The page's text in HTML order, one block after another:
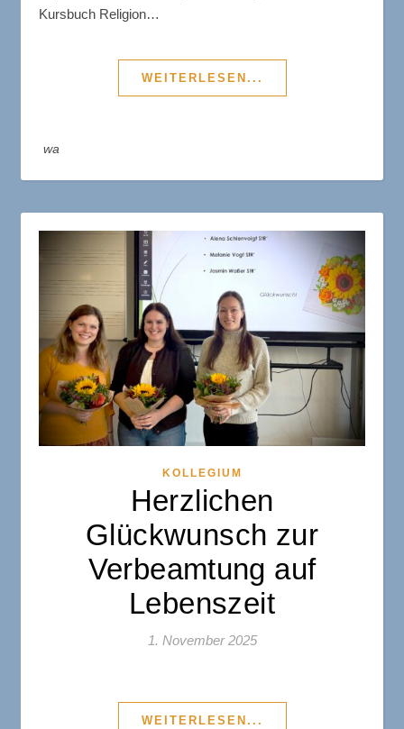
Kursbuch Religion…
WEITERLESEN...
wa
KOLLEGIUM
Herzlichen
Glückwunsch zur
Verbeamtung auf
Lebenszeit
1. November 2025
WEITERLESEN...